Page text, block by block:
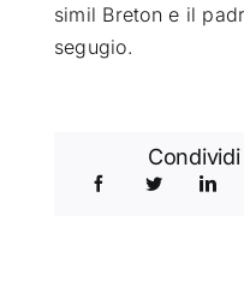
simil Breton e il
segugio.